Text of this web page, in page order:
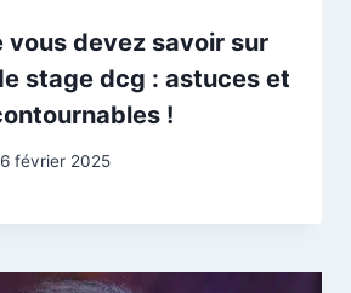
vous devez savoir sur
stage dcg : astuces et
!
février 2025